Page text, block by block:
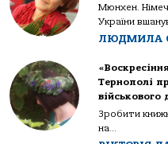
Мюнхен.
України
ЛЮДМИЛА
Тернополі
Зробити
на...